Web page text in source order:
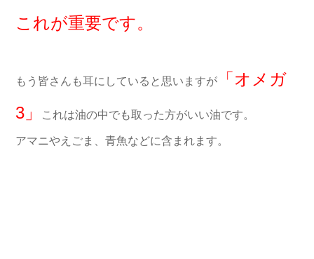
これが重要です。
もう皆さんも耳にしていると思いますが
「オメガ
3」
これは油の中でも取った方がいい油です。
アマニやえごま、青魚などに含まれます。